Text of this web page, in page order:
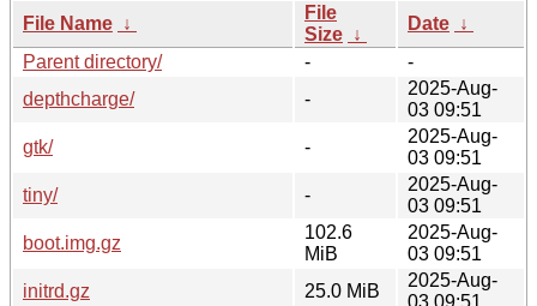
File Name ↓
File
Size ↓
Date ↓
Parent directory/
-
-
depthcharge/
-
2025-Aug-
03 09:51
gtk/
-
2025-Aug-
03 09:51
tiny/
-
2025-Aug-
03 09:51
boot.img.gz
102.6
MiB
2025-Aug-
03 09:51
initrd.gz
25.0 MiB
2025-Aug-
03 09:51